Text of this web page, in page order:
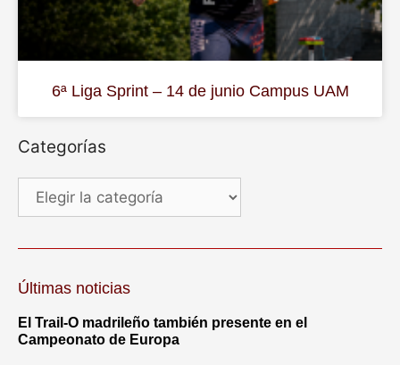
6ª Liga Sprint – 14 de junio Campus UAM
Categorías
Últimas noticias
El Trail-O madrileño también presente en el
Campeonato de Europa